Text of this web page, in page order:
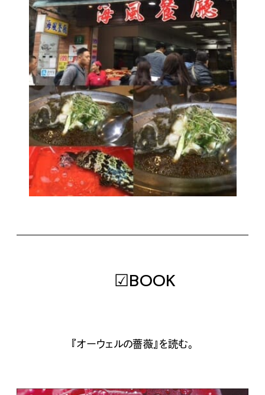
『オーウェルの薔薇』を読む。